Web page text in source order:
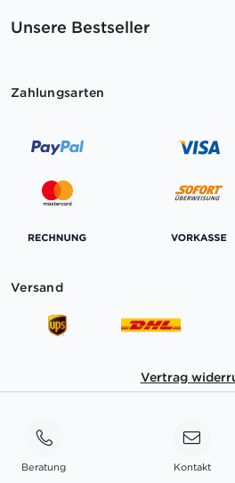
Unsere Bestseller
Zahlungsarten
Versand
Vertrag
Beratung Kontakt